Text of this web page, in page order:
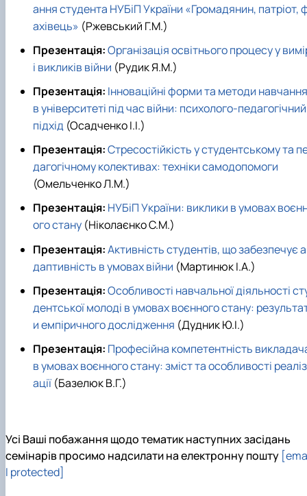
ання студента НУБіП України «Громадянин, патріот,
ахівець» (Ржевський Г.М.)
Презентація:Організація освітнього процесу у
і викликів війни (Рудик Я.М.)
Презентація: Інноваційні форми та методи навчання
в університеті під час війни: психолого-педагогічний
підхід (Осадченко І.І.)
Презентація:Стресостійкість у студентському та
дагогічному колективах: техніки самодопомоги
(Омельченко Л.М.)
Презентація: НУБіП України: виклики в умовах
ого стану (Ніколаєнко С.М.)
Презентація:Активність студентів, що забезпечує а
даптивність в умовах війни (Мартинюк І.А.)
Презентація:Особливості навчальної діяльності
дентської молоді в умовах воєнного стану:
и емпіричного дослідження (Дудник Ю.І.)
Презентація: Професійна компетентність
в умовах воєнного стану: зміст та особливості реаліз
ації (Базелюк В.Г.)
Усі Ваші побажання щодо тематик наступних засідань
семінарів просимо надсилати на електронну пошту
l protected]